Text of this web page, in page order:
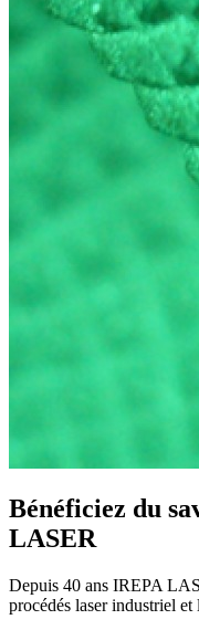
Bénéficiez du
LASER
Depuis 40 ans IREPA
procédés laser industriel et